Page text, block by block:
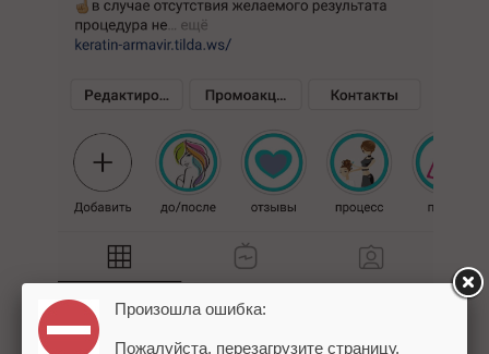
Произошла ошибка:
Пожалуйста, перезагрузите страницу.